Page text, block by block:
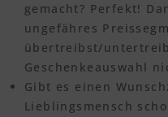
gemacht? Perfekt!
ungefähres
übertreibst/
Geschenkeauswahl
Gibt es einen
Lieblingsmensch